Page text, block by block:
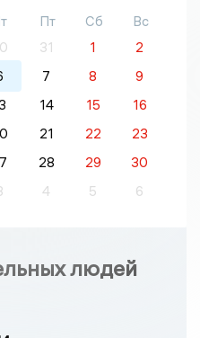
Пт Сб
Вс
31 1
2
7 8
9
14 15
16
21 22
23
28 29
30
4 5 6
людей